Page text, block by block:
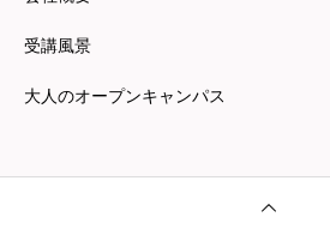
受講風景
大人のオープンキャンパス